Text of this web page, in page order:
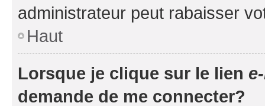
administrateur peut rabaisser
Haut
Lorsque je clique sur le lien
demande de me connecter?